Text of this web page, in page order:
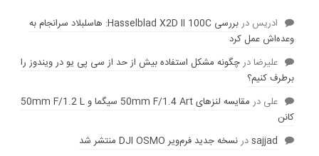
ادریس در
بررسی Hasselblad X2D II 100C: هاسلبلاد سرانجام به
وعده‌‌اش عمل کرد
عليرضادرچگونه مشکل استفاده بیش از حد از سی پی یو در ویندوز را
برطرف کنیم؟
علی در
مقایسه لنز‌های 50mm F/1.4 Art سیگما و 50mm F/1.2 L
کانن
sajjadدرنسخه جدید فرم‌ویر DJI OSMO منتشر شد